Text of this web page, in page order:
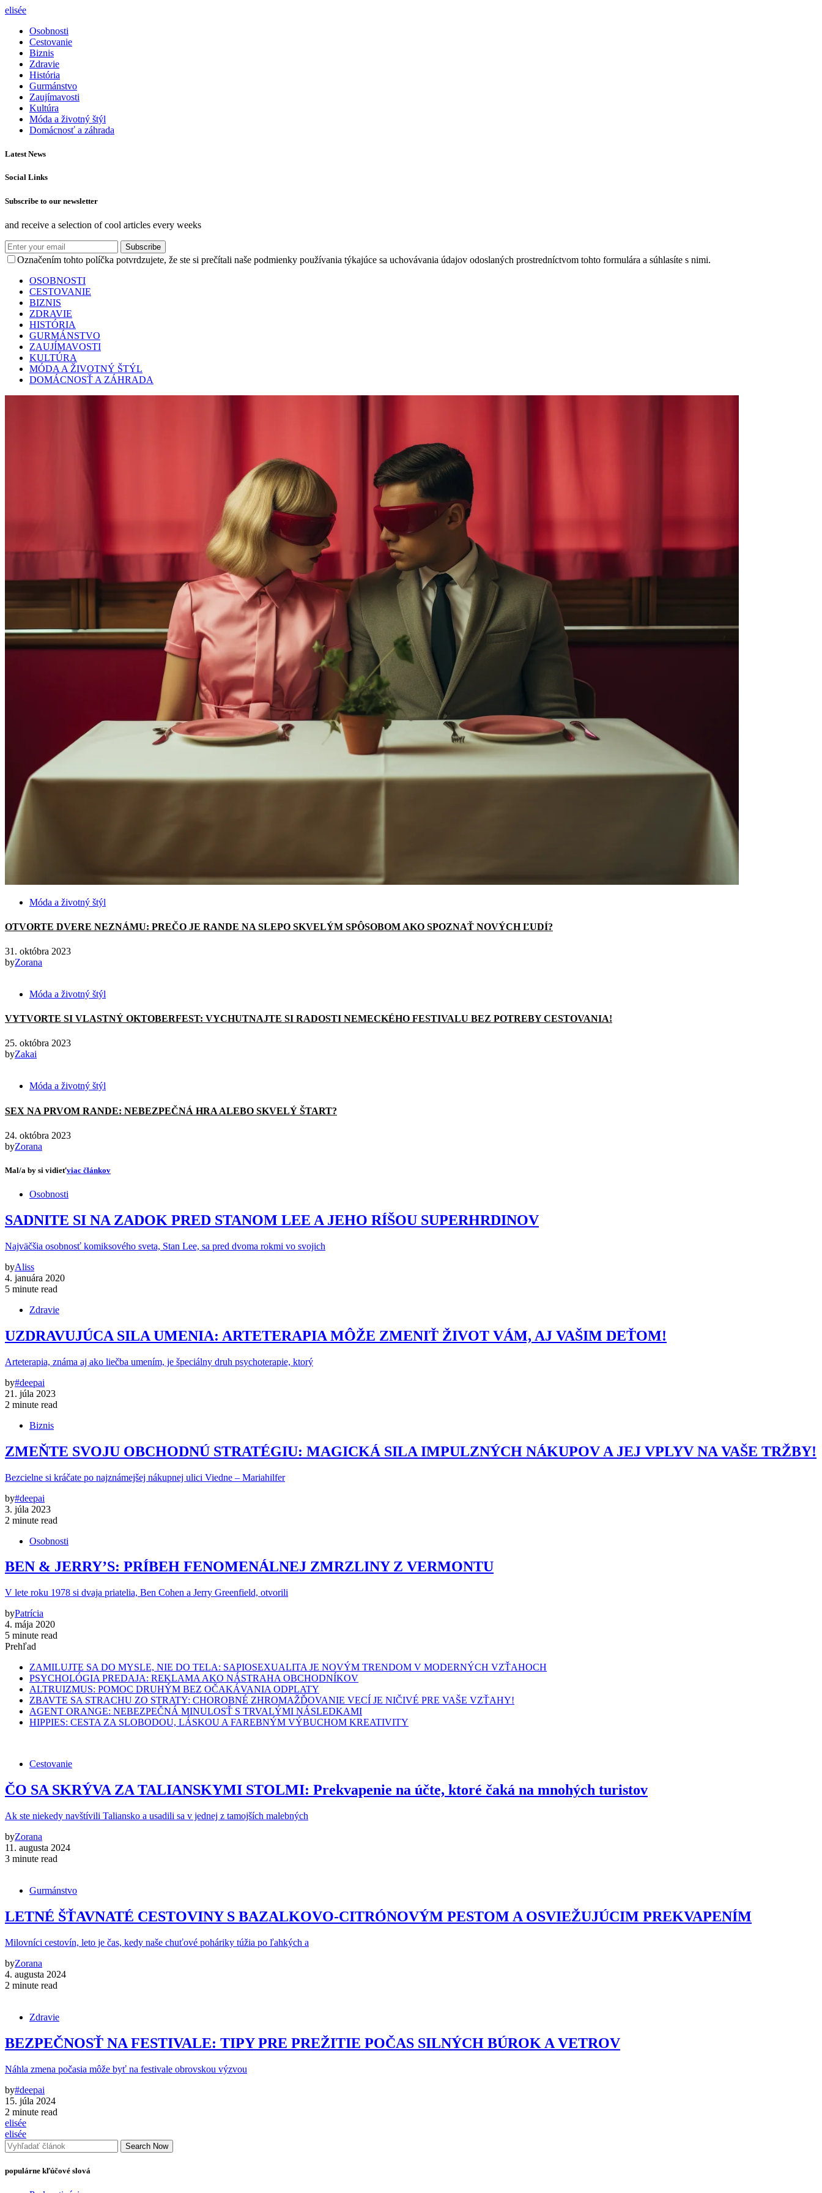
elisée
Osobnosti
Cestovanie
Biznis
Zdravie
História
Gurmánstvo
Zaujímavosti
Kultúra
Móda a životný štýl
Domácnosť a záhrada
Latest News
Social Links
Subscribe to our newsletter
and receive a selection of cool articles every weeks
Subscribe
Označením tohto políčka potvrdzujete, že ste si prečítali naše podmienky používania týkajúce sa uchovávania údajov odoslaných prostredníctvom tohto formulára a súhlasíte s nimi.
OSOBNOSTI
CESTOVANIE
BIZNIS
ZDRAVIE
HISTÓRIA
GURMÁNSTVO
ZAUJÍMAVOSTI
KULTÚRA
MÓDA A ŽIVOTNÝ ŠTÝL
DOMÁCNOSŤ A ZÁHRADA
Móda a životný štýl
OTVORTE DVERE NEZNÁMU: PREČO JE RANDE NA SLEPO SKVELÝM SPÔSOBOM AKO SPOZNAŤ NOVÝCH ĽUDÍ?
31. októbra 2023
byZorana
Móda a životný štýl
VYTVORTE SI VLASTNÝ OKTOBERFEST: VYCHUTNAJTE SI RADOSTI NEMECKÉHO FESTIVALU BEZ POTREBY CESTOVANIA!
25. októbra 2023
byZakai
Móda a životný štýl
SEX NA PRVOM RANDE: NEBEZPEČNÁ HRA ALEBO SKVELÝ ŠTART?
24. októbra 2023
byZorana
Mal/a by si vidieťviac článkov
Osobnosti
SADNITE SI NA ZADOK PRED STANOM LEE A JEHO RÍŠOU SUPERHRDINOV
Najväčšia osobnosť komiksového sveta, Stan Lee, sa pred dvoma rokmi vo svojich
byAliss
4. januára 2020
5 minute read
Zdravie
UZDRAVUJÚCA SILA UMENIA: ARTETERAPIA MÔŽE ZMENIŤ ŽIVOT VÁM, AJ VAŠIM DEŤOM!
Arteterapia, známa aj ako liečba umením, je špeciálny druh psychoterapie, ktorý
by#deepai
21. júla 2023
2 minute read
Biznis
ZMEŇTE SVOJU OBCHODNÚ STRATÉGIU: MAGICKÁ SILA IMPULZNÝCH NÁKUPOV A JEJ VPLYV NA VAŠE TRŽBY!
Bezcielne si kráčate po najznámejšej nákupnej ulici Viedne – Mariahilfer
by#deepai
3. júla 2023
2 minute read
Osobnosti
BEN & JERRY’S: PRÍBEH FENOMENÁLNEJ ZMRZLINY Z VERMONTU
V lete roku 1978 si dvaja priatelia, Ben Cohen a Jerry Greenfield, otvorili
byPatrícia
4. mája 2020
5 minute read
Prehľad
ZAMILUJTE SA DO MYSLE, NIE DO TELA: SAPIOSEXUALITA JE NOVÝM TRENDOM V MODERNÝCH VZŤAHOCH
PSYCHOLÓGIA PREDAJA: REKLAMA AKO NÁSTRAHA OBCHODNÍKOV
ALTRUIZMUS: POMOC DRUHÝM BEZ OČAKÁVANIA ODPLATY
ZBAVTE SA STRACHU ZO STRATY: CHOROBNÉ ZHROMAŽĎOVANIE VECÍ JE NIČIVÉ PRE VAŠE VZŤAHY!
AGENT ORANGE: NEBEZPEČNÁ MINULOSŤ S TRVALÝMI NÁSLEDKAMI
HIPPIES: CESTA ZA SLOBODOU, LÁSKOU A FAREBNÝM VÝBUCHOM KREATIVITY
Cestovanie
ČO SA SKRÝVA ZA TALIANSKYMI STOLMI: Prekvapenie na účte, ktoré čaká na mnohých turistov
Ak ste niekedy navštívili Taliansko a usadili sa v jednej z tamojších malebných
byZorana
11. augusta 2024
3 minute read
Gurmánstvo
LETNÉ ŠŤAVNATÉ CESTOVINY S BAZALKOVO-CITRÓNOVÝM PESTOM A OSVIEŽUJÚCIM PREKVAPENÍM
Milovníci cestovín, leto je čas, kedy naše chuťové poháriky túžia po ľahkých a
byZorana
4. augusta 2024
2 minute read
Zdravie
BEZPEČNOSŤ NA FESTIVALE: TIPY PRE PREŽITIE POČAS SILNÝCH BÚROK A VETROV
Náhla zmena počasia môže byť na festivale obrovskou výzvou
by#deepai
15. júla 2024
2 minute read
elisée
elisée
Search Now
populárne kľúčové slová